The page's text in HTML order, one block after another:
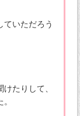
ていただろう
たりして、